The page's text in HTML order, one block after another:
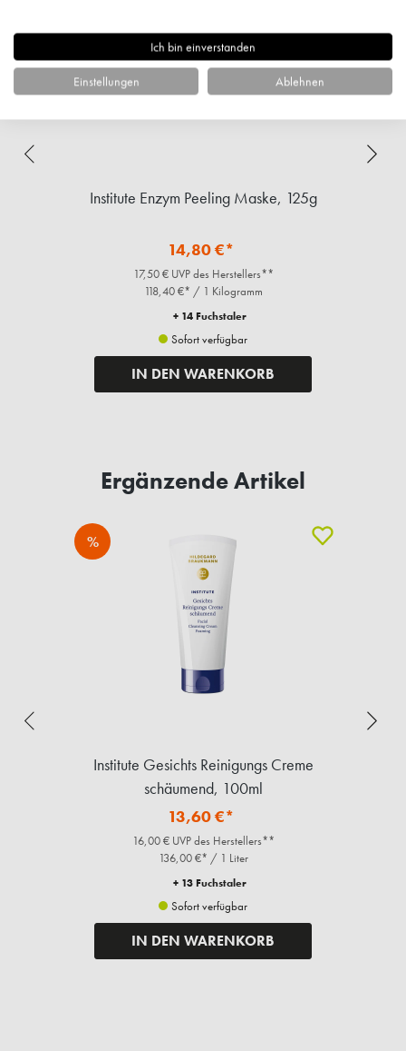
14,80 €*
17,50 € UVP des Herstellers**
118,40 €* / 1 Kilogramm
+ 14 Fuchstaler
Sofort verfügbar
Ich bin einverstanden
Einstellungen Ablehnen